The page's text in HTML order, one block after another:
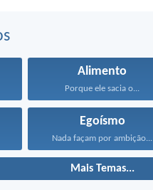
Alimento
Porque ele sacia o...
Egoísmo
Nada façam por ambição...
Mais Temas...